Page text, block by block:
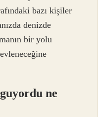
bazı kişiler
denizde
bir yolu
ne